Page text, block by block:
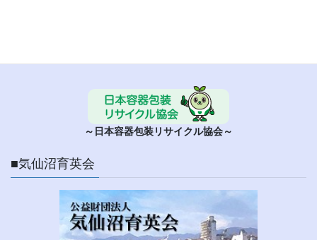
～日本容器包装リサイクル協会～
■気仙沼育英会